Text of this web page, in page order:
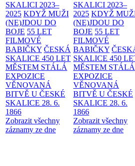
SKALICI 2023–
2025 KDYŽ MUŽI
(NE)JDOU DO
BOJE 55 LET
FILMOVÉ
BABIČKY ČESKÁ
SKALICE 450 LET
MĚSTEM STÁLÁ
EXPOZICE
VĚNOVANÁ
BITVĚ U ČESKÉ
SKALICE 28. 6.
1866
Zobrazit všechny
záznamy ze dne
SKALICI 2023–
2025 KDYŽ
(NE)JDOU DO
BOJE 55 LET
FILMOVÉ
BABIČKY
SKALICE 450
MĚSTEM STÁLÁ
EXPOZICE
VĚNOVANÁ
BITVĚ U ČESKÉ
SKALICE 28. 6.
1866
Zobrazit všechny
záznamy ze dne